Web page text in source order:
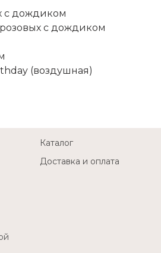
с дождиком
с дождиком
(воздушная)
Каталог
Доставка и оплата